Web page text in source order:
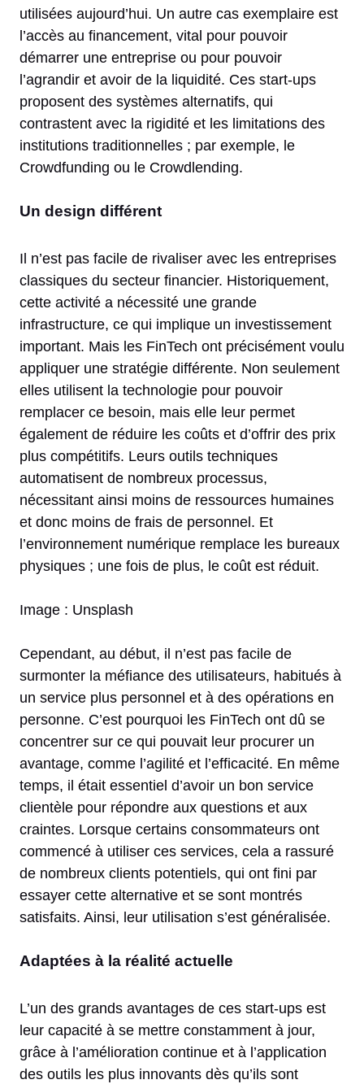
utilisées aujourd’hui. Un autre cas exemplaire est
l’accès au financement, vital pour pouvoir
démarrer une entreprise ou pour pouvoir
l’agrandir et avoir de la liquidité. Ces start-ups
proposent des systèmes alternatifs, qui
contrastent avec la rigidité et les limitations des
institutions traditionnelles ; par exemple, le
Crowdfunding ou le Crowdlending.
Un design différent
Il n’est pas facile de rivaliser avec les entreprises
classiques du secteur financier. Historiquement,
cette activité a nécessité une grande
infrastructure, ce qui implique un investissement
important. Mais les FinTech ont précisément voulu
appliquer une stratégie différente. Non seulement
elles utilisent la technologie pour pouvoir
remplacer ce besoin, mais elle leur permet
également de réduire les coûts et d’offrir des prix
plus compétitifs. Leurs outils techniques
automatisent de nombreux processus,
nécessitant ainsi moins de ressources humaines
et donc moins de frais de personnel. Et
l’environnement numérique remplace les bureaux
physiques ; une fois de plus, le coût est réduit.
Image : Unsplash
Cependant, au début, il n’est pas facile de
surmonter la méfiance des utilisateurs, habitués à
un service plus personnel et à des opérations en
personne. C’est pourquoi les FinTech ont dû se
concentrer sur ce qui pouvait leur procurer un
avantage, comme l’agilité et l’efficacité. En même
temps, il était essentiel d’avoir un bon service
clientèle pour répondre aux questions et aux
craintes. Lorsque certains consommateurs ont
commencé à utiliser ces services, cela a rassuré
de nombreux clients potentiels, qui ont fini par
essayer cette alternative et se sont montrés
satisfaits. Ainsi, leur utilisation s’est généralisée.
Adaptées à la réalité actuelle
L’un des grands avantages de ces start-ups est
leur capacité à se mettre constamment à jour,
grâce à l’amélioration continue et à l’application
des outils les plus innovants dès qu’ils sont